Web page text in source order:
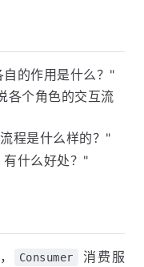
的作用是什么？"
各个角色的交互流
程是什么样的？"
什么好处？"
Consumer
消费服